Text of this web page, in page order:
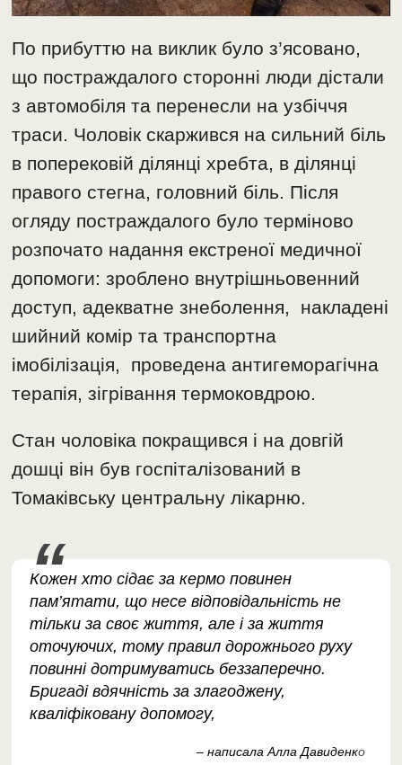
По прибуттю на виклик було з’ясовано,
що постраждалого сторонні люди дістали
з автомобіля та перенесли на узбіччя
траси. Чоловік скаржився на сильний біль
в поперековій ділянці хребта, в ділянці
правого стегна, головний біль. Після
огляду постраждалого було терміново
розпочато надання екстреної медичної
допомоги: зроблено внутрішньовенний
доступ, адекватне знеболення, накладені
шийний комір та транспортна
імобілізація, проведена антигеморагічна
терапія, зігрівання термоковдрою.
Стан чоловіка покращився і на довгій
дошці він був госпіталізований в
Томаківську центральну лікарню.
Кожен хто сідає за кермо повинен
пам’ятати, що несе відповідальність не
тільки за своє життя, але і за життя
оточуючих, тому правил дорожнього руху
повинні дотримуватись беззаперечно.
Бригаді вдячність за злагоджену,
кваліфіковану допомогу,
– написала Алла Давиденко